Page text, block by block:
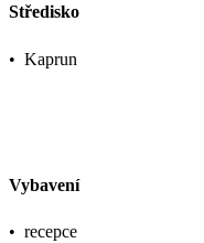
Středisko
• Kaprun
Vybavení
• recepce